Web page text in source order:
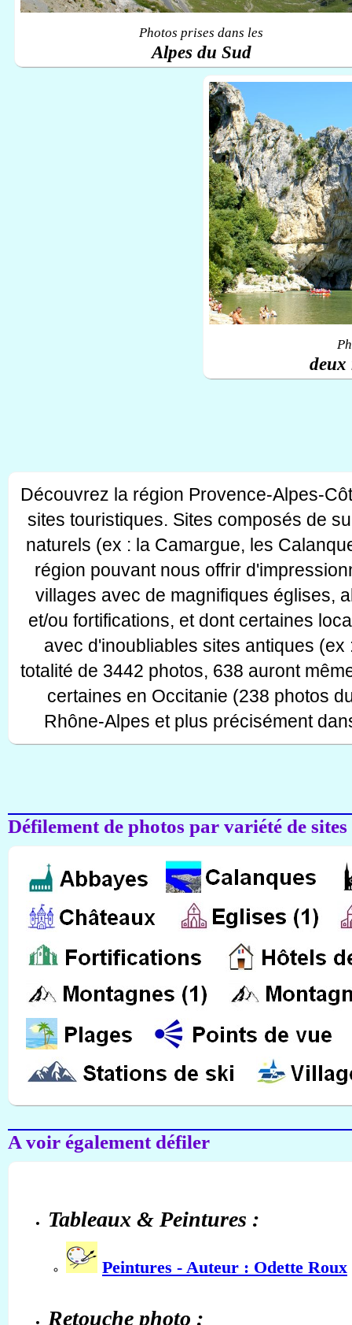
Photos prises dans les
Alpes du Sud
deux
Découvrez la région Provence-Alpes-
sites touristiques. Sites composés de
naturels (ex : la Camargue, les
région pouvant nous offrir
villages avec de magnifiques églises,
et/ou fortifications, et dont certaines
avec d'inoubliables sites antiques
totalité de 3442 photos, 638 auront
certaines en Occitanie (238 photos
Rhône-Alpes et plus précisément
Défilement de photos par variété de
A voir également défiler
Tableaux & Peintures :
Peintures - Auteur : Odette Roux
Retouche photo :